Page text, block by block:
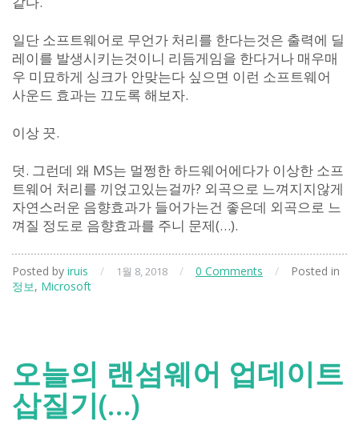
일단 소프트웨어로 무언가 처리를 한다는것은 출력에 딜
레이를 발생시키는것이니 리듬게임을 한다거나 매우매
우 미묘하게 싱크가 안맞는다 싶으면 이런 소프트웨어
사운드 효과는 끄도록 해보자.
이상 끗.
덧. 그런데 왜 MS는 멀쩡한 하드웨어에다가 이상한 소프
트웨어 처리를 끼얹고있는걸까? 외곡으로 느껴지지않게
자연스러운 음향효과가 들어가는건 좋은데 외곡으로 느
껴질 정도로 음향효과를 주니 문제(…).
Posted by iruis / 1월 8, 2018 / 0 Comments /
Posted in
정보, Microsoft
오늘의 랜섬웨어 업데이트
삽질기(…)